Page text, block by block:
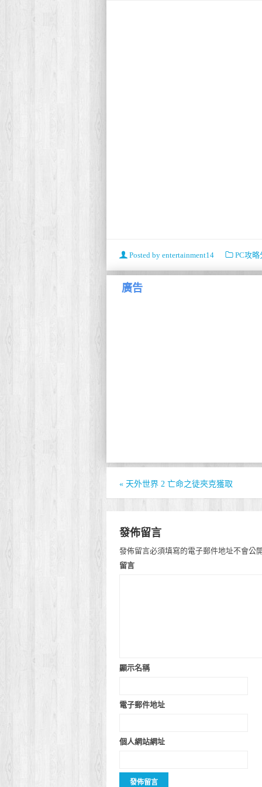
Posted by entertainment14 PC攻略
廣告
«天外世界 2 亡命之徒夾克獲取
發佈留言
發佈留言必須填寫的電子郵件地址不會公
留言
顯示名稱
電子郵件地址
個人網站網址